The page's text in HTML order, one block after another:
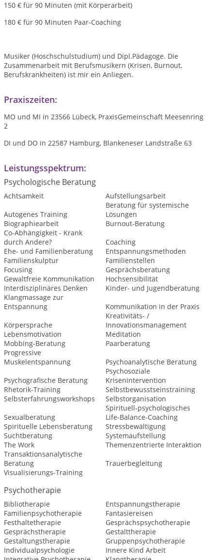
150 € für 90 Minuten (mit Körperarbeit)
180 € für 90 Minuten Paar-Coaching
Musiker (Hoschschulstudium) und Dipl.Pädagoge. Die
Zusammenarbeit mit Berufsmusikern (Krisen, Burnout,
Berufskrankheiten) ist mir ein Anliegen.
Praxiszeiten:
MO und MI in 23566 Lübeck, PraxisGemeinschaft Meesenring
2
DI und DO in 22587 Hamburg, Blankeneser Landstraße 63
Leistungsspektrum:
Psychologische Beratung
Achtsamkeit
Aufstellungsarbeit
Autogenes Training
Beratung für systemische
Lösungen
Biographiearbeit
Burnout-Beratung
Co-Abhängigkeit - Krank
durch Andere?
Coaching
Ehe- und Familienberatung
Entspannungsmethoden
Familienskulptur
Familienstellen
Focusing
Gesprächsberatung
Gewaltfreie Kommunikation
Hochsensibilität
Interdisziplinäres Denken
Kinder- und Jugendberatung
Klangmassage zur
Entspannung
Kommunikation in der Praxis
Körpersprache
Kreativitäts- /
Innovationsmanagement
Lebensmotivation
Meditation
Mobbing-Beratung
Paarberatung
Progressive
Muskelentspannung
Psychoanalytische Beratung
Psychografische Beratung
Psychosoziale
Krisenintervention
Rhetorik-Training
Selbstbewusstseinstraining
Selbsterfahrungsworkshops
Selbstorganisation
Sexualberatung
Spirituell-psychologisches
Life-Balance-Coaching
Spirituelle Lebensberatung
Stressbewältigung
Suchtberatung
Systemaufstellung
The Work
Themenzentrierte Interaktion
Transaktionsanalytische
Beratung
Trauerbegleitung
Visualisierungs-Training
Psychotherapie
Bibliotherapie
Entspannungstherapie
Familienpsychotherapie
Fantasiereisen
Festhaltetherapie
Gesprächspsychotherapie
Gesprächstherapie
Gestalttherapie
Gestaltungstherapie
Gruppenpsychotherapie
Individualpsychologie
Innere Kind Arbeit